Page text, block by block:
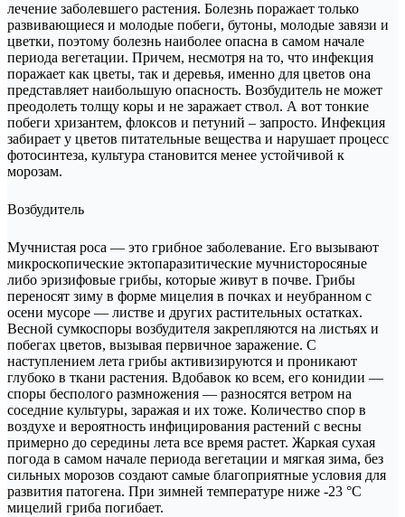
лечение заболевшего растения. Болезнь поражает только
развивающиеся и молодые побеги, бутоны, молодые завязи и
цветки, поэтому болезнь наиболее опасна в самом начале
периода вегетации. Причем, несмотря на то, что инфекция
поражает как цветы, так и деревья, именно для цветов она
представляет наибольшую опасность. Возбудитель не может
преодолеть толщу коры и не заражает ствол. А вот тонкие
побеги хризантем, флоксов и петуний – запросто. Инфекция
забирает у цветов питательные вещества и нарушает процесс
фотосинтеза, культура становится менее устойчивой к
морозам.
Возбудитель
Мучнистая роса — это грибное заболевание. Его вызывают
микроскопические эктопаразитические мучнисторосяные
либо эризифовые грибы, которые живут в почве. Грибы
переносят зиму в форме мицелия в почках и неубранном с
осени мусоре — листве и других растительных остатках.
Весной сумкоспоры возбудителя закрепляются на листьях и
побегах цветов, вызывая первичное заражение. С
наступлением лета грибы активизируются и проникают
глубоко в ткани растения. Вдобавок ко всем, его конидии —
споры бесполого размножения — разносятся ветром на
соседние культуры, заражая и их тоже. Количество спор в
воздухе и вероятность инфицирования растений с весны
примерно до середины лета все время растет. Жаркая сухая
погода в самом начале периода вегетации и мягкая зима, без
сильных морозов создают самые благоприятные условия для
развития патогена. При зимней температуре ниже -23 °С
мицелий гриба погибает.